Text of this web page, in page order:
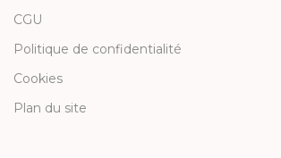
CGU
Politique de confidentialité
Cookies
Plan du site